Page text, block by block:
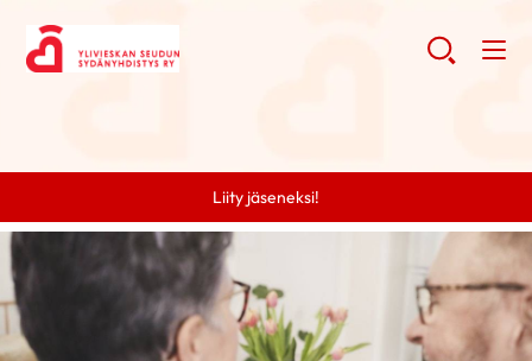
Liity jäseneksi!